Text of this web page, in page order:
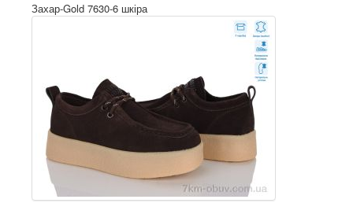
Захар-Gold 7630-6 шкіра